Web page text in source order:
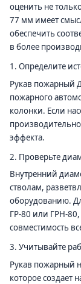
оценить не
77 мм имеет
обеспечить
в более
1. Определите
Рукав пожарный
пожарного
колонки. Если
эффекта.
2. Проверьте
Внутренний
стволам,
оборудованию.
ГР-80 или ГРН-
совместимость
3. Учитывайте
Рукав пожарный
которое создает